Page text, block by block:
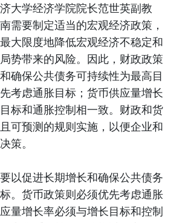
大学经济学院院长范世英副教
需要制定适当的宏观经济政策，
大限度地降低宏观经济不稳定和
势带来的风险。因此，财政政策
确保公共债务可持续性为最高目
考虑通胀目标；货币供应量增长
标和通胀控制相一致。财政和货
可预测的规则实施，以便企业和
策。
以促进长期增长和确保公共债务
。货币政策则必须优先考虑通胀
量增长率必须与增长目标和控制